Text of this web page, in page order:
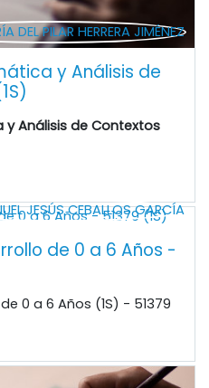
y Análisis de
Análisis de Contextos
de 0 a 6 Años -
0 a 6 Años (1S) - 51379